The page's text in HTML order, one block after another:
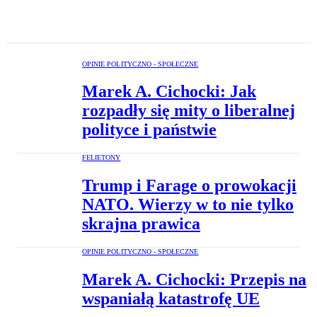
OPINIE POLITYCZNO - SPOŁECZNE
Marek A. Cichocki: Jak
rozpadły się mity o liberalnej
polityce i państwie
FELIETONY
Trump i Farage o prowokacji
NATO. Wierzy w to nie tylko
skrajna prawica
OPINIE POLITYCZNO - SPOŁECZNE
Marek A. Cichocki: Przepis na
wspaniałą katastrofę UE